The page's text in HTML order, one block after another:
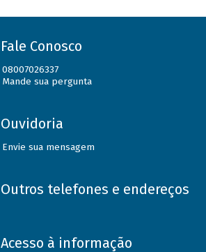
Fale Conosco
08007026337
Mande sua pergunta
Ouvidoria
Envie sua mensagem
Outros telefones e endereços
Acesso à informação